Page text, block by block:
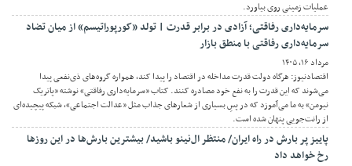
عملیات زمینی روی بیاورد.
سرمایه‌داری رفاقتی؛ آزادی در برابر قدرت | تولد «کورپوراتیسم» از میان تضاد
سرمایه‌داری رفاقتی با منطق بازار
مرداد ۱۶, ۱۴۰۵
اقتصادنیوز: هرگاه دولت قدرت مداخله در اقتصاد را پیدا کند، همواره گروه‌های ذی‌نفعی پیدا
می‌شوند که این قدرت را به نفع خود مصادره کنند. کتاب «سرمایه‌داری رفاقتی» نوشته «پاتریک
نیومن» به ما می‌آموزد که در پسِ بسیاری از شعارهای جذاب مثل «عدالت اجتماعی»، شبکه پیچیده‌ای
از رانت‌جویی پنهان شده است.
پاییز پر بارش در راه ایران/ منتظر ال‌نینو باشید/ بیشترین بارش‌ها در این روزها
رخ خواهد داد